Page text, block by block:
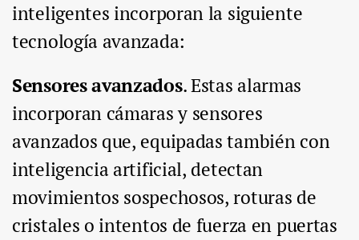
inteligentes incorporan la siguiente
tecnología avanzada:
Sensores avanzados. Estas alarmas
incorporan cámaras y sensores
avanzados que, equipadas también con
inteligencia artificial, detectan
movimientos sospechosos, roturas de
cristales o intentos de fuerza en puertas